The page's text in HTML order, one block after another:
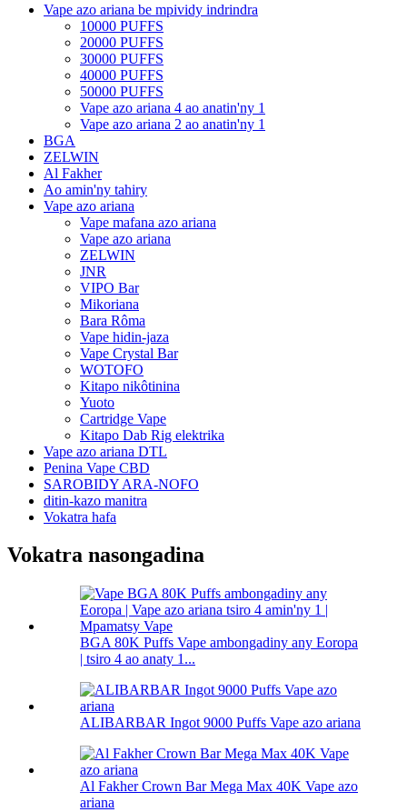
Vape azo ariana be mpividy indrindra
10000 PUFFS
20000 PUFFS
30000 PUFFS
40000 PUFFS
50000 PUFFS
Vape azo ariana 4 ao anatin'ny 1
Vape azo ariana 2 ao anatin'ny 1
BGA
ZELWIN
Al Fakher
Ao amin'ny tahiry
Vape azo ariana
Vape mafana azo ariana
Vape azo ariana
ZELWIN
JNR
VIPO Bar
Mikoriana
Bara Rôma
Vape hidin-jaza
Vape Crystal Bar
WOTOFO
Kitapo nikôtinina
Yuoto
Cartridge Vape
Kitapo Dab Rig elektrika
Vape azo ariana DTL
Penina Vape CBD
SAROBIDY ARA-NOFO
ditin-kazo manitra
Vokatra hafa
Vokatra nasongadina
BGA 80K Puffs Vape ambongadiny any Eoropa
| tsiro 4 ao anaty 1...
ALIBARBAR Ingot 9000 Puffs Vape azo ariana
Al Fakher Crown Bar Mega Max 40K Vape azo
ariana